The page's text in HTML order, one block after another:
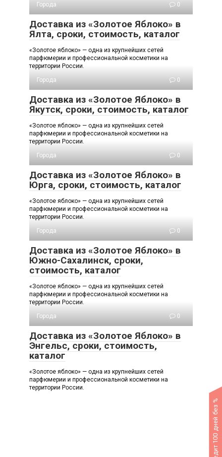
Города
0
Доставка из «Золотое Яблоко» в
Ялта, сроки, стоимость, каталог
«Золотое яблоко» — одна из крупнейших сетей
парфюмерии и профессиональной косметики на
территории России.
Города
0
Доставка из «Золотое Яблоко» в
Якутск, сроки, стоимость, каталог
«Золотое яблоко» — одна из крупнейших сетей
парфюмерии и профессиональной косметики на
территории России.
Города
0
Доставка из «Золотое Яблоко» в
Юрга, сроки, стоимость, каталог
«Золотое яблоко» — одна из крупнейших сетей
парфюмерии и профессиональной косметики на
территории России.
Города
0
Доставка из «Золотое Яблоко» в
Южно-Сахалинск, сроки,
стоимость, каталог
«Золотое яблоко» — одна из крупнейших сетей
парфюмерии и профессиональной косметики на
территории России.
Города
0
Доставка из «Золотое Яблоко» в
Энгельс, сроки, стоимость,
каталог
«Золотое яблоко» — одна из крупнейших сетей
парфюмерии и профессиональной косметики на
территории России.
Кредит 100 дней без %